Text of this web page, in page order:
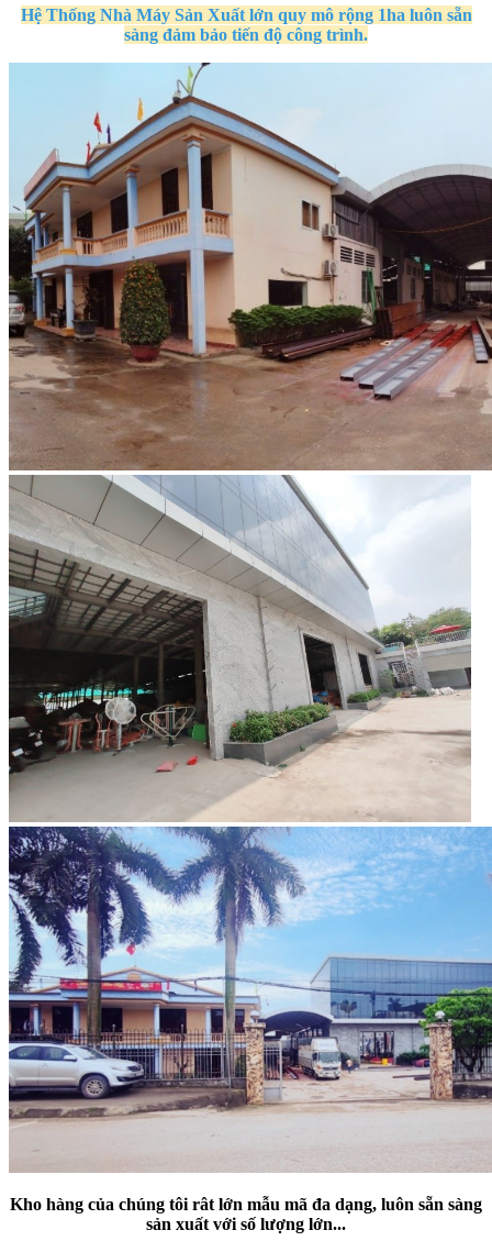
Hệ Thống Nhà Máy Sản Xuấtlớn quy môrộng 1ha luôn sẵn
sàng đảm bảo tiến độ công trình.
Kho hàng của chúng tôi rât lớn mẫu mã đa dạng, luôn sẵn sàng
sản xuất với số lượng lớn...